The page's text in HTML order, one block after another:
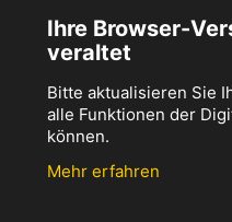
Ihre Browser-
veraltet
Bitte aktualisieren Sie
alle Funktionen der
können.
Mehr erfahren